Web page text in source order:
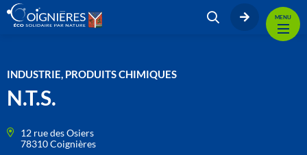
MENU
INDUSTRIE, PRODUITS CHIMIQUES
N.T.S.
12 rue des Osiers
78310 Coignières